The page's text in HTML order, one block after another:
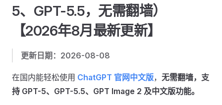
5、GPT-5.5，无需翻墙）
【2026年8月最新更新】
更新日期：2026-08-08
在国内能轻松使用 ChatGPT 官网中文版， 无需翻墙，支
持 GPT-5、GPT-5.5、GPT Image 2 及中文版功能。